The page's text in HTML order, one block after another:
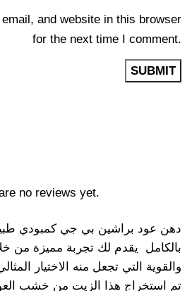
no reviews yet.
and website in this browser
for the next time I comment.
دهن عود براشين بي جي كمبودي
بالكامل يقدم لك تجربة مميزة من
والقوية التي تجعل منه الاختيار
تم استخراج هذا الزيت من خشب